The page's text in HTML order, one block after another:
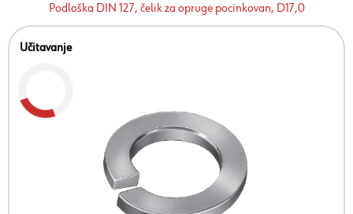
Podloška DIN 127, čelik za opruge pocinkovan, D17,0
Učitavanje